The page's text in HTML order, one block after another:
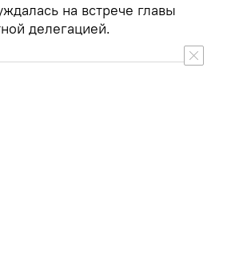
на встрече главы
делегацией.